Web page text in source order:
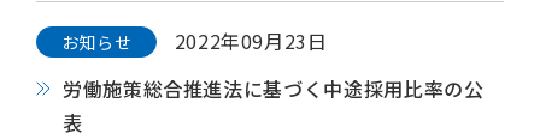
お知らせ
2022年09月23日
労働施策総合推進法に基づく中途採用比率の公
表